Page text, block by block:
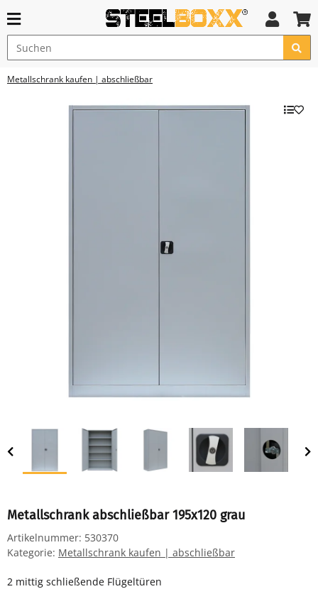
Metallschrank kaufen | abschließbar
Metallschrank abschließbar 195x120 grau
Artikelnummer: 530370
Kategorie: Metallschrank kaufen | abschließbar
2 mittig schließende Flügeltüren